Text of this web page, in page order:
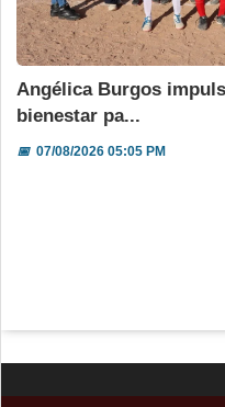
Angélica Burgos
bienestar pa...
📅07/08/2026 05:05 PM